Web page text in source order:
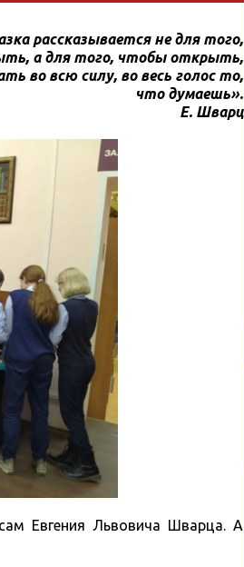
рассказывается не для того,
а для того, чтобы открыть,
во всю силу, во весь голос то,
что думаешь».
Е. Шварц
Евгения Львовича Шварца. А